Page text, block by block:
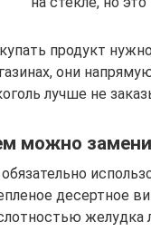
продукт
они
лучше не
можно
десертное
желудка